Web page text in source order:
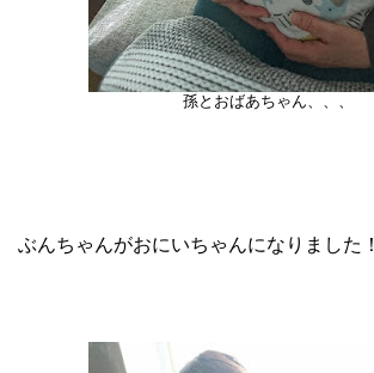
孫とおばあちゃん、、、
ぶんちゃんがおにいちゃんになりました！